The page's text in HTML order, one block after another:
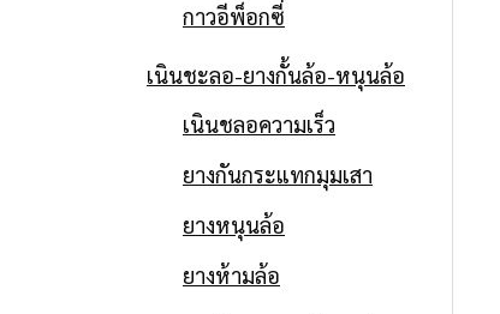
กาวอีพ็อกซี่
เนินชะลอ-ยางกั้นล้อ-หนุนล้อ
เนินชลอความเร็ว
ยางกันกระแทกมุมเสา
ยางหนุนล้อ
ยางห้ามล้อ